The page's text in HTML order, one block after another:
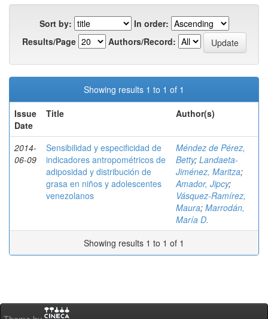
Sort by:
In order:
Results/Page
Authors/Record:
Showing results 1 to 1 of 1
Issue
Date
Title Author(s)
2014-
06-09
Sensibilidad y especificidad de
indicadores antropométricos de
adiposidad y distribución de
grasa en niños y adolescentes
venezolanos
Méndez de Pérez,
Betty; Landaeta-
Jiménez, Maritza;
Amador, Jipcy;
Vásquez-Ramírez,
Maura; Marrodán,
María D.
Showing results 1 to 1 of 1